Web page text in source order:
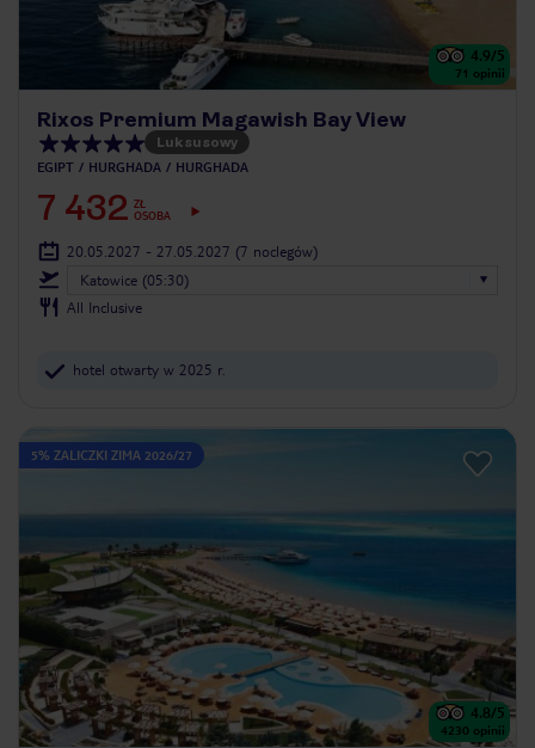
4.9/5
71 opinii
Rixos Premium Magawish Bay View
Luksusowy
EGIPT HURGHADA HURGHADA
7 432 ZŁ
OSOBA
20.05.2027 - 27.05.2027 (7 noclegów)
Katowice (05:30)
All Inclusive
hotel otwarty w 2025 r.
5% ZALICZKI ZIMA 2026/27
4.8/5
4230 opinii